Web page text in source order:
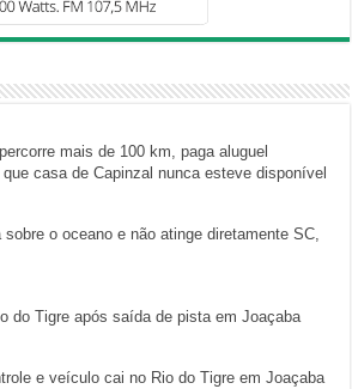
mais de 100 km, paga aluguel
casa de Capinzal nunca esteve disponível
o oceano e não atinge diretamente SC,
do Tigre após saída de pista em Joaçaba
e veículo cai no Rio do Tigre em Joaçaba